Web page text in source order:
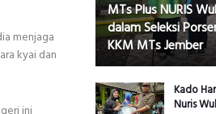
menjaga
kyai dan
MTs Plus NURIS
dalam Seleksi
KKM MTs Jember
Kado
Nuris